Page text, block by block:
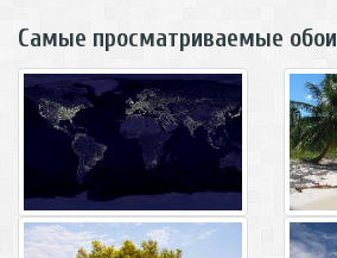
Самые просматриваемые обои